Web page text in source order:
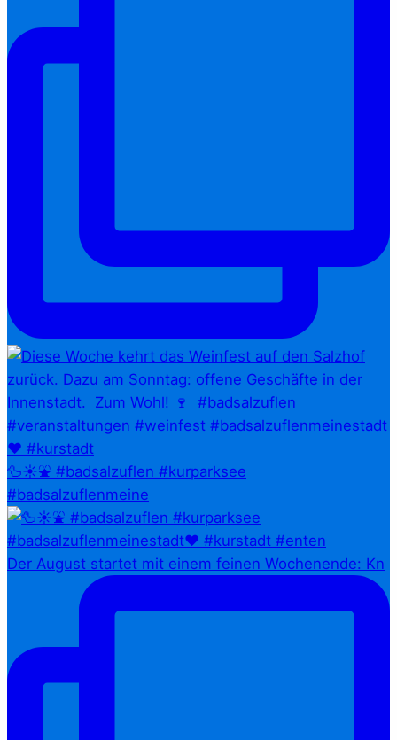
🦆☀️⛲ #badsalzuflen #kurparksee
#badsalzuflenmeine
Der August startet mit einem feinen Wochenende: Kn